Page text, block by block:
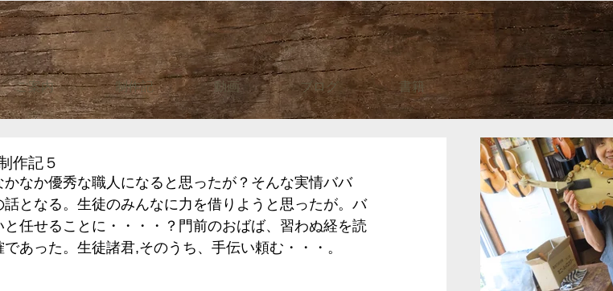
ご案内 制作記 動画 ブログ 書籍
作記５
なか優秀な職人になると思ったが？そんな実情ババ
となる。生徒のみんなに力を借りようと思ったが。バ
任せることに・・・・？門前のおばば、習わぬ経を読
あった。生徒諸君,そのうち、手伝い頼む・・・。